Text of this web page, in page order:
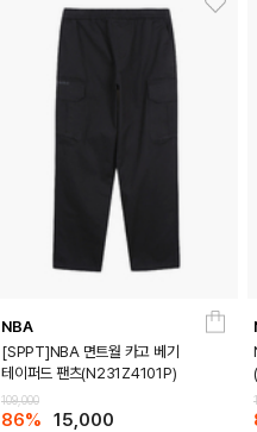
NBA
[SPPT]NBA 면트월 카고 베기
테이퍼드 팬츠(N231Z4101P)
109,000
86% 15,000